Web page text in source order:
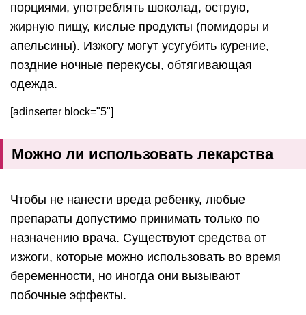
порциями, употреблять шоколад, острую,
жирную пищу, кислые продукты (помидоры и
апельсины). Изжогу могут усугубить курение,
поздние ночные перекусы, обтягивающая
одежда.
[adinserter block="5"]
Можно ли использовать лекарства
Чтобы не нанести вреда ребенку, любые
препараты допустимо принимать только по
назначению врача. Существуют средства от
изжоги, которые можно использовать во время
беременности, но иногда они вызывают
побочные эффекты.